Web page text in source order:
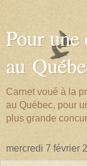
Pour
au
Carnet voué à la
au Québec, pour
plus grande
mercredi 7 février